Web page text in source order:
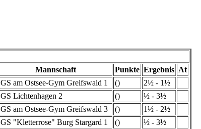
Mannschaft Punkte Ergebnis At
GS am Ostsee-Gym Greifswald 1 ()
2½ - 1½
GS Lichtenhagen 2 ()
½ - 3½
GS am Ostsee-Gym Greifswald 3 ()
1½ - 2½
GS "Kletterrose" Burg Stargard 1 ()
½ - 3½